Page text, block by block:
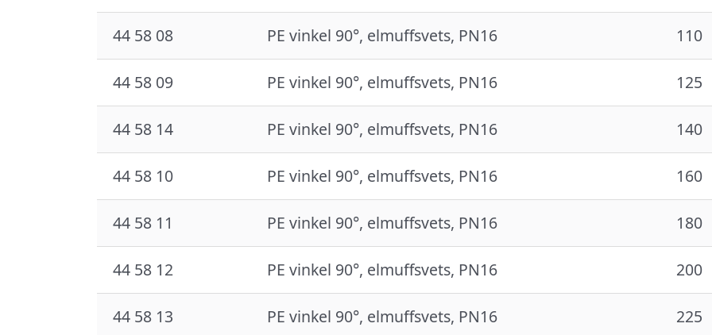
44 58 08 PE vinkel 90°, elmuffsvets, PN16 110
44 58 09 PE vinkel 90°, elmuffsvets, PN16 125
44 58 14 PE vinkel 90°, elmuffsvets, PN16 140
44 58 10 PE vinkel 90°, elmuffsvets, PN16 160
44 58 11 PE vinkel 90°, elmuffsvets, PN16 180
44 58 12 PE vinkel 90°, elmuffsvets, PN16 200
44 58 13 PE vinkel 90°, elmuffsvets, PN16 225